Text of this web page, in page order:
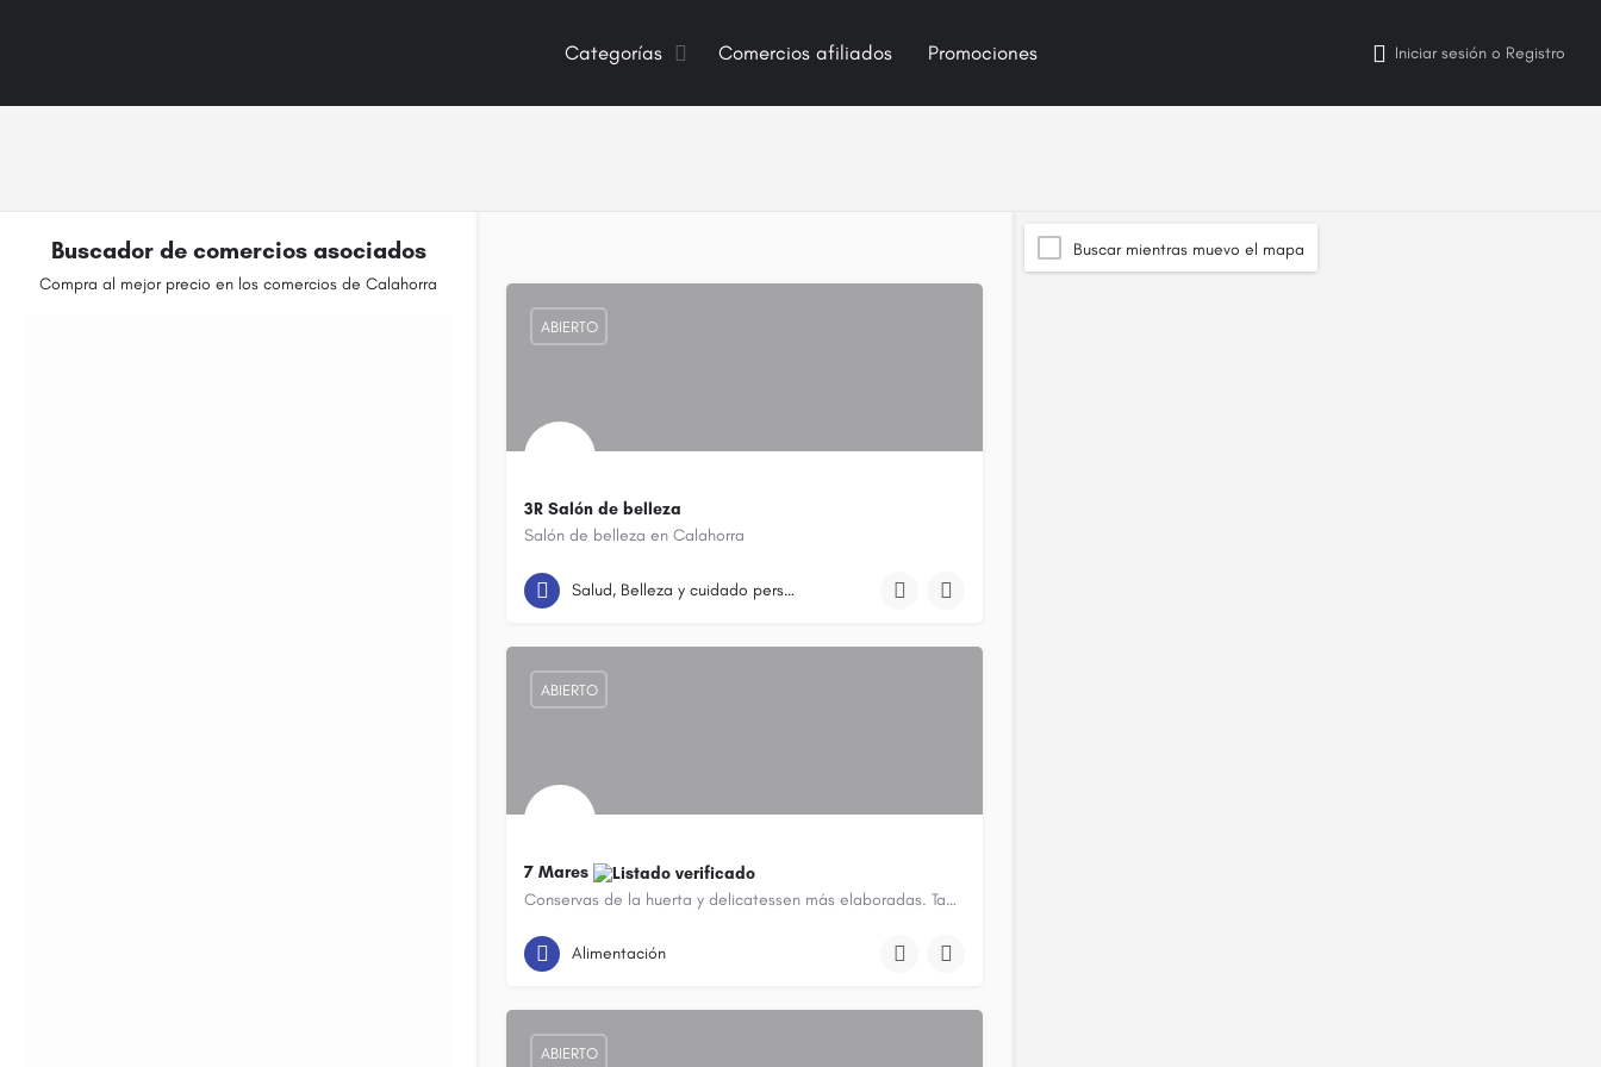
Categorías Comercios afiliados Promociones Iniciar sesión o Registro
Buscador de comercios asociados
Compra al mejor precio en los comercios de Calahorra
3R Salón de belleza
Salón de belleza en Calahorra
941 14 89 27
ABIERTO
Salud, Belleza y cuidado personal
7 Mares
Conservas de la huerta y delicatessen más elaboradas. También disponen de productos de la huerta…
941 13 53 54
ABIERTO
Alimentación
ABIERTO
Buscar mientras muevo el mapa